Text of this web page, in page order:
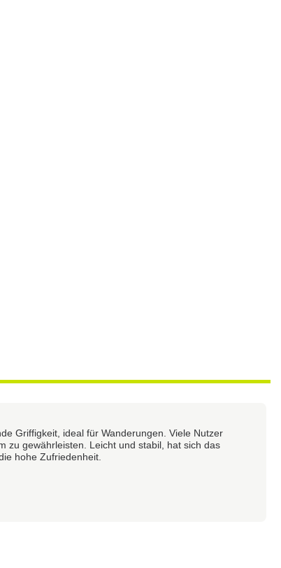
Griffigkeit, ideal für Wanderungen. Viele Nutzer
zu gewährleisten. Leicht und stabil, hat sich das
hohe Zufriedenheit.